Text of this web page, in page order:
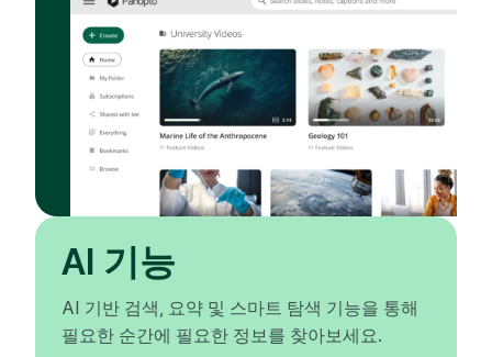
AI 기능
AI 기반 검색, 요약 및 스마트 탐색 기능을 통해
필요한 순간에 필요한 정보를 찾아보세요.